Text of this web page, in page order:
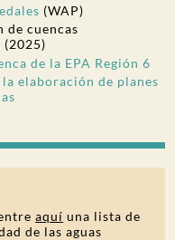
(WAP)
de cuencas
(2025)
de la EPA Región 6
elaboración de planes
aquí una lista de
de las aguas